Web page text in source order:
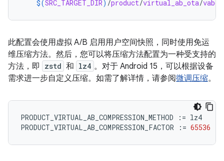
$(SRC_TARGET_DIR) /product/virtual_ab_ota/
此配置会使用虚拟 A/B 启用用户空间快照，同时使用免运
维压缩方法。然后，您可以将压缩方法配置为一种受支持的
方法，即
zstd 和 lz4 。对于 Android 15，可以根据设备
需求进一步自定义压缩。如需了解详情，请参阅微调压缩。
PRODUCT_VIRTUAL_AB_COMPRESSION_METHOD := lz4
PRODUCT_VIRTUAL_AB_COMPRESSION_FACTOR
:= 65536